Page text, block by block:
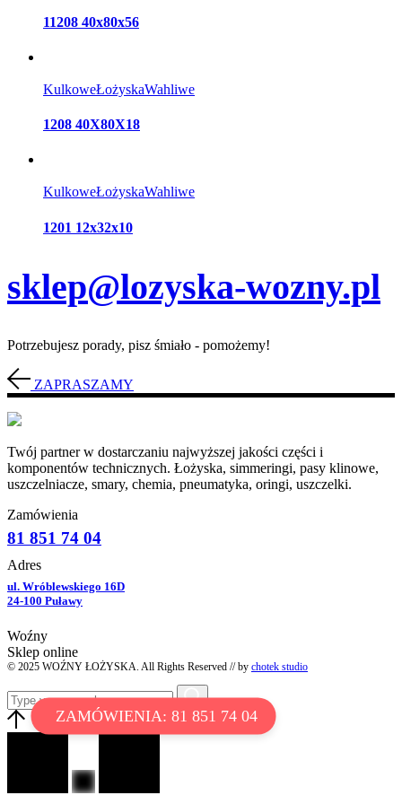
ZAMÓWIENIA: 81 851 74 04
11208 40x80x56
KulkoweŁożyskaWahliwe
1208 40X80X18
KulkoweŁożyskaWahliwe
1201 12x32x10
sklep@lozyska-wozny.pl
Potrzebujesz porady, pisz śmiało - pomożemy!
ZAPRASZAMY
Twój partner w dostarczaniu najwyższej jakości części i
komponentów technicznych. Łożyska, simmeringi, pasy klinowe,
uszczelniacze, smary, chemia, pneumatyka, oringi, uszczelki.
Zamówienia
81 851 74 04
Adres
ul. Wróblewskiego 16D
24-100 Puławy
Woźny
Sklep online
© 2025 WOŹNY ŁOŻYSKA. All Rights Reserved // by chotek studio